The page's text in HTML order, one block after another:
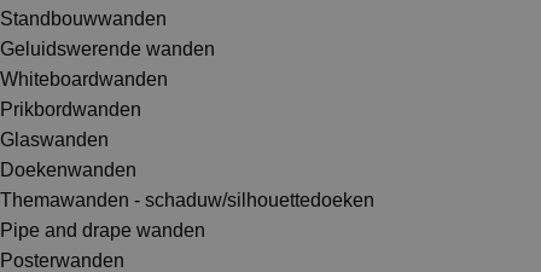
Standbouwwanden
Geluidswerende wanden
Whiteboardwanden
Prikbordwanden
Glaswanden
Doekenwanden
Themawanden - schaduw/silhouettedoeken
Pipe and drape wanden
Posterwanden